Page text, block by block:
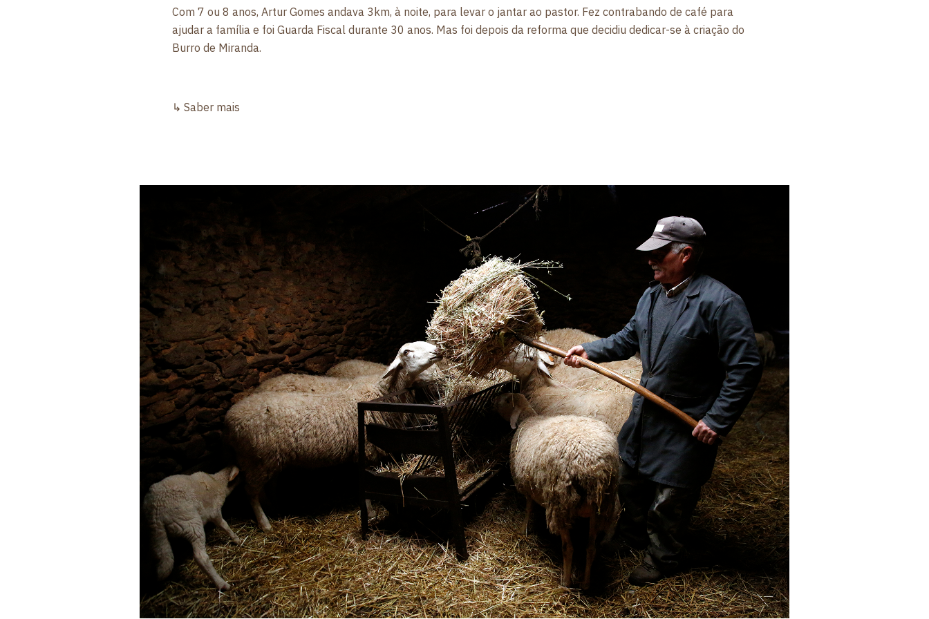
Com 7 ou 8 anos, Artur Gomes andava 3km, à noite, para levar o jantar ao pastor. Fez contrabando de café para
ajudar a família e foi Guarda Fiscal durante 30 anos. Mas foi depois da reforma que decidiu dedicar-se à criação do
Burro de Miranda.
↳ Saber mais